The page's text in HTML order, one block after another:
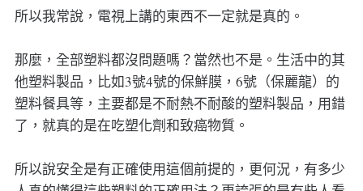
所以我常說，電視上講的東西不一定就是真的。
那麼，全部塑料都沒問題嗎？當然也不是。生活中的其
他塑料製品，比如3號4號的保鮮膜，6號（保麗龍）的
塑料餐具等，主要都是不耐熱不耐酸的塑料製品，用錯
了，就真的是在吃塑化劑和致癌物質。
所以說安全是有正確使用這個前提的，更何況，有多少